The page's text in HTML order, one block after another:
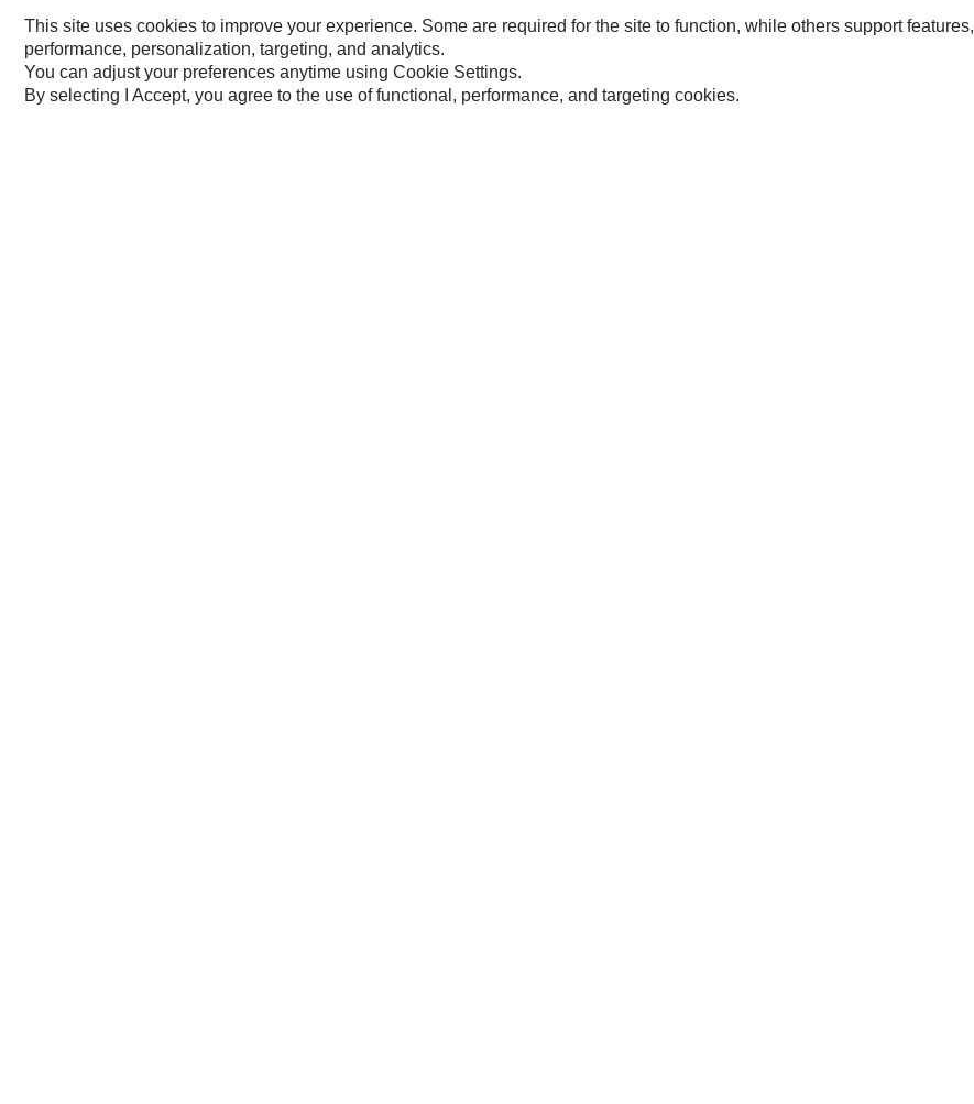
Ayrıntıları Görüntüle
Modelleri Karşılaştır
Ayrıntıları Görüntüle
This site uses cookies to improve your experience. Some are required for the site to function, while others support features,
performance, personalization, targeting, and analytics.
You can adjust your preferences anytime using Cookie Settings.
By selecting I Accept, you agree to the use of functional, performance, and targeting cookies.